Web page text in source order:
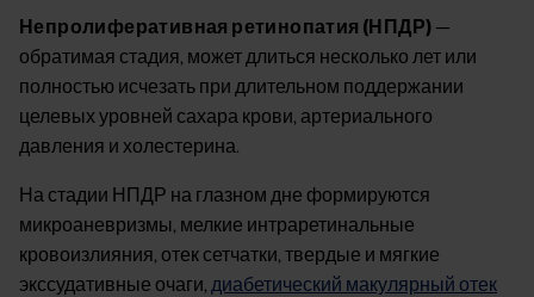
Непролиферативная ретинопатия (НПДР) —
обратимая стадия, может длиться несколько лет или
полностью исчезать при длительном поддержании
целевых уровней сахара крови, артериального
давления и холестерина.
На стадии НПДР на глазном дне формируются
микроаневризмы, мелкие интраретинальные
кровоизлияния, отек сетчатки, твердые и мягкие
экссудативные очаги, диабетический макулярный отек